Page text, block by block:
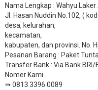
Nama Lengkap : Wahyu
Jl. Hasan Nuddin No.102, (
desa, kelurahan,
kecamatan,
kabupaten, dan provinsi. No.
Pesanan Barang : Paket
​Transfer Bank : Via Bank
Nomer Kami
⇛ 0813 3396 0089